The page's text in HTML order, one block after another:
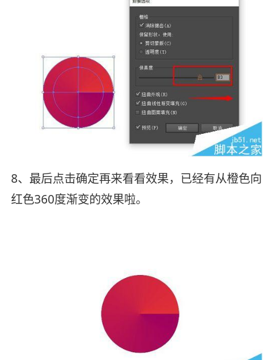
8、最后点击确定再来看看效果，已经有从橙色向
红色360度渐变的效果啦。